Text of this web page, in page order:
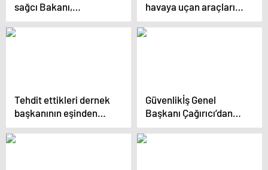
sağcı Bakanı,
Gazze’nin tamamının
işgal edilmesi çağrısı
havaya uçan araçların
yer aldığı görüntüyü
paylaştı
Tehdit ettikleri dernek
başkanının eşinden
haraç isteyen 2 şüpheli
tutuklandı
Güvenlikİş Genel
Başkanı Çağırıcı’dan
Özel Güvenlik İş
Kanunu talebi